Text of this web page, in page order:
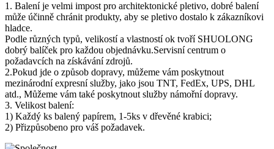
1. Balení je velmi impost pro architektonické pletivo, dobré balení
může účinně chránit produkty, aby se pletivo dostalo k zákazníkovi
hladce.
Podle různých typů, velikostí a vlastností ok tvoří SHUOLONG
dobrý balíček pro každou objednávku.Servisní centrum o
požadavcích na získávání zdrojů.
2.Pokud jde o způsob dopravy, můžeme vám poskytnout
mezinárodní expresní služby, jako jsou TNT, FedEx, UPS, DHL
atd., Můžeme vám také poskytnout služby námořní dopravy.
3. Velikost balení:
1) Každý ks balený papírem, 1-5ks v dřevěné krabici;
2) Přizpůsobeno pro váš požadavek.